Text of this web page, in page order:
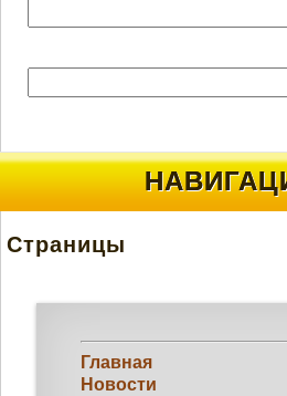
Страницы
Главная
Новости